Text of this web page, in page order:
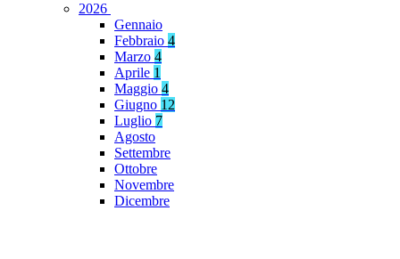
2026
Gennaio
Febbraio 4
Marzo 4
Aprile 1
Maggio 4
Giugno 12
Luglio 7
Agosto
Settembre
Ottobre
Novembre
Dicembre